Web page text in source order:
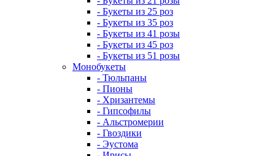
- Букеты из 25 роз
- Букеты из 35 роз
- Букеты из 41 розы
- Букеты из 45 роз
- Букеты из 51 розы
Монобукеты
- Тюльпаны
- Пионы
- Хризантемы
- Гипсофилы
- Альстромерии
- Гвоздики
- Эустома